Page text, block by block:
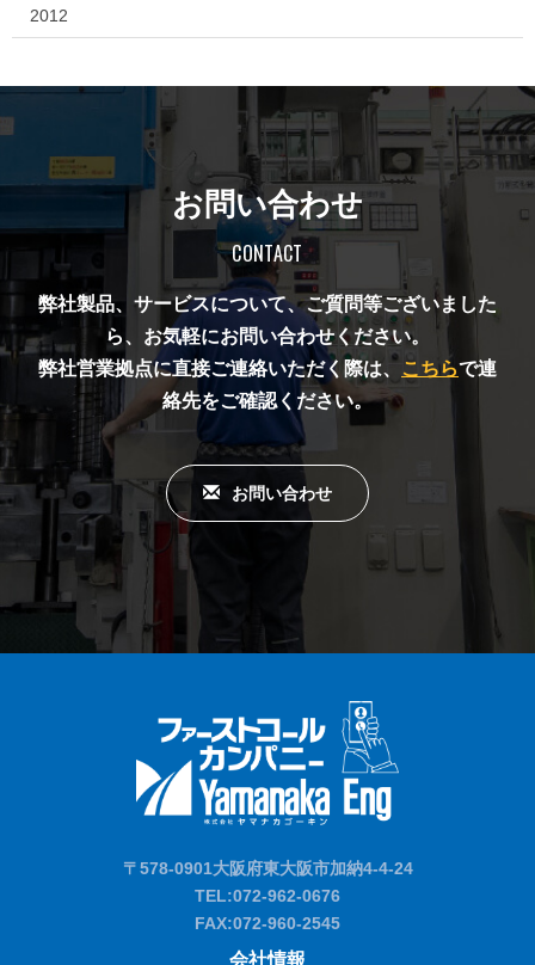
2012
お問い合わせ
CONTACT
弊社製品、サービスについて、ご質問等ございました
ら、お気軽にお問い合わせください。
弊社営業拠点に直接ご連絡いただく際は、
こちらで連
絡先をご確認ください。
お問い合わせ
〒578-0901大阪府東大阪市加納4-4-24
TEL:072-962-0676
FAX:072-960-2545
会社情報